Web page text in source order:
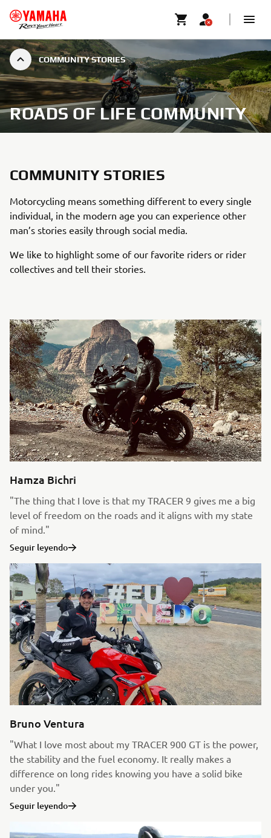
COMMUNITY STORIES
ROADS OF LIFE COMMUNITY
COMMUNITY STORIES
Motorcycling means something different to every single
individual, in the modern age you can experience other
man’s stories easily through social media.
We like to highlight some of our favorite riders or rider
collectives and tell their stories.
Hamza Bichri
"The thing that I love is that my TRACER 9 gives me a big
level of freedom on the roads and it aligns with my state
of mind."
Seguir leyendo
Bruno Ventura
"What I love most about my TRACER 900 GT is the power,
the stability and the fuel economy. It really makes a
difference on long rides knowing you have a solid bike
under you."
Seguir leyendo